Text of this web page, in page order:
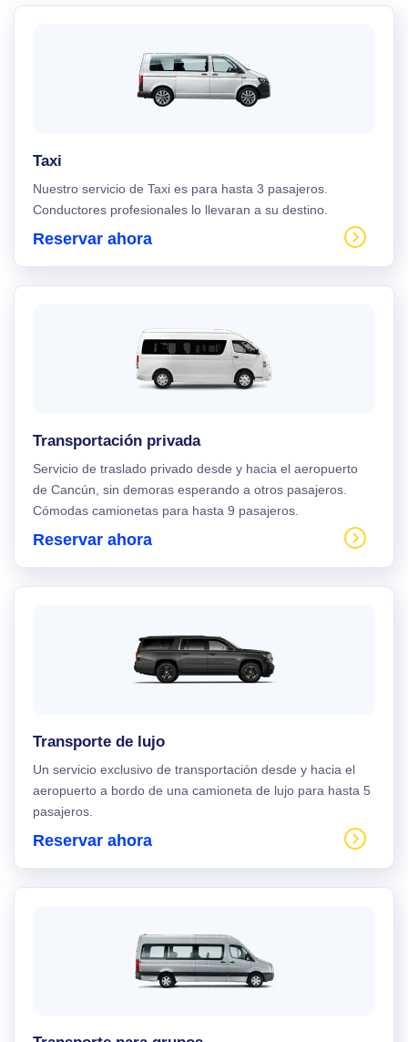
Taxi
Nuestro servicio de Taxi es para hasta 3 pasajeros.
Conductores profesionales lo llevaran a su destino.
Reservar ahora
Transportación privada
Servicio de traslado privado desde y hacia el aeropuerto
de Cancún, sin demoras esperando a otros pasajeros.
Cómodas camionetas para hasta 9 pasajeros.
Reservar ahora
Transporte de lujo
Un servicio exclusivo de transportación desde y hacia el
aeropuerto a bordo de una camioneta de lujo para hasta 5
pasajeros.
Reservar ahora